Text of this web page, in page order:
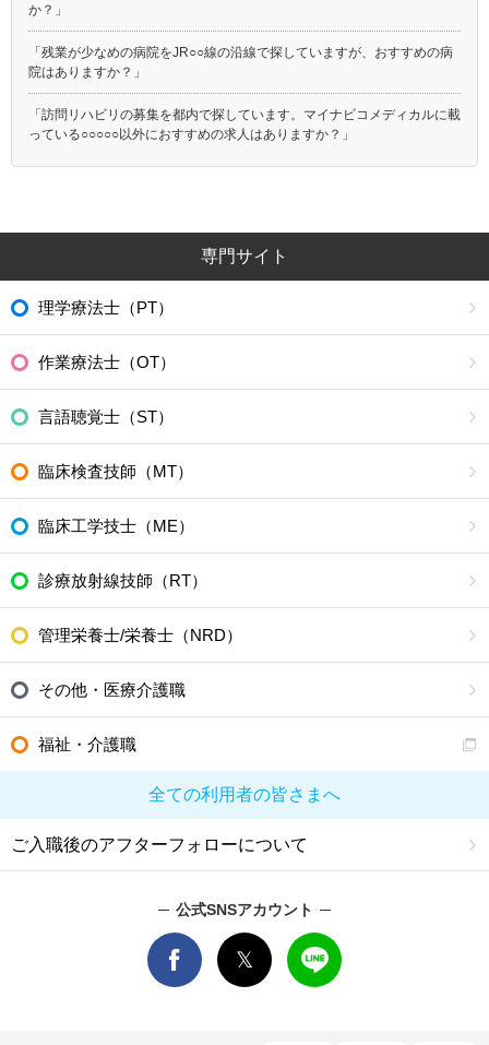
か？」
「残業が少なめの病院をJR○○線の沿線で探していますが、おすすめの病
院はありますか？」
「訪問リハビリの募集を都内で探しています。マイナビコメディカルに載
っている○○○○○以外におすすめの求人はありますか？」
専門サイト
理学療法士（PT）
作業療法士（OT）
言語聴覚士（ST）
臨床検査技師（MT）
臨床工学技士（ME）
診療放射線技師（RT）
管理栄養士/栄養士（NRD）
その他・医療介護職
福祉・介護職
全ての利用者の皆さまへ
ご入職後のアフターフォローについて
公式SNSアカウント